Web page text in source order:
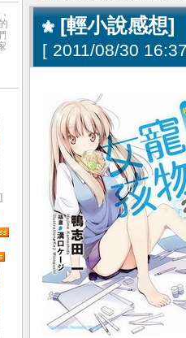
[輕小說感想]
[ 2011/08/30